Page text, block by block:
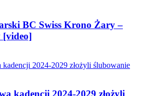
BC Swiss Krono Żary –
[video]